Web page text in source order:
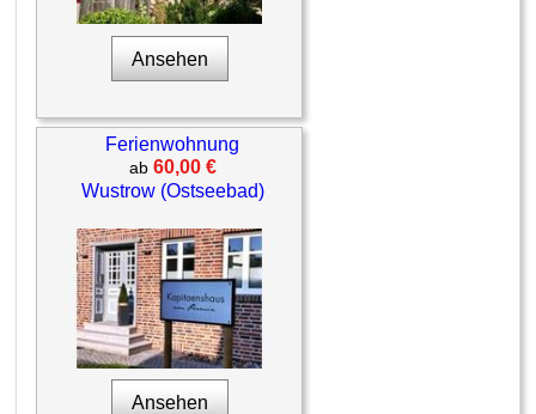
Ansehen
Ferienwohnung
ab 60,00 €
Wustrow (Ostseebad)
Ansehen